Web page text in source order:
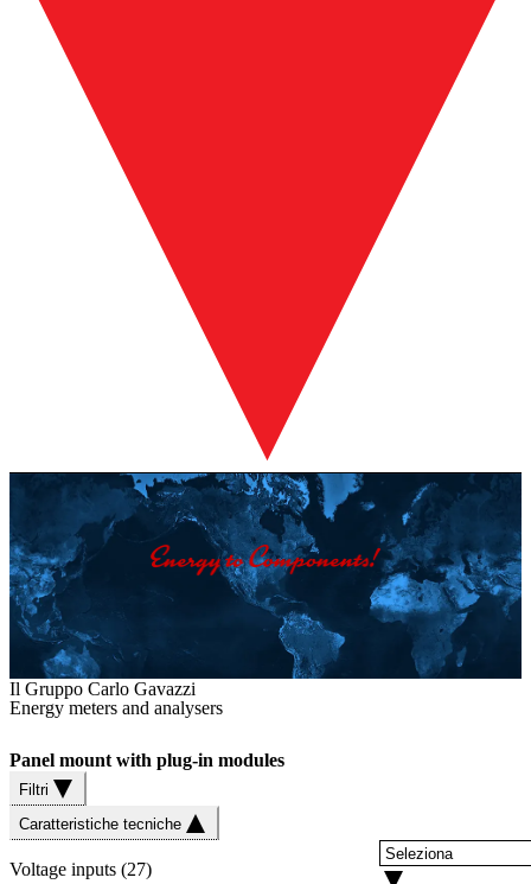
Il Gruppo Carlo Gavazzi
Energy meters and analysers
Panel mount with plug-in modules
Filtri
Caratteristiche tecniche
Voltage inputs (27)